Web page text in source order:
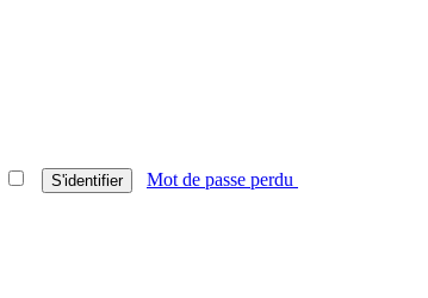
S'identifier Mot de passe perdu